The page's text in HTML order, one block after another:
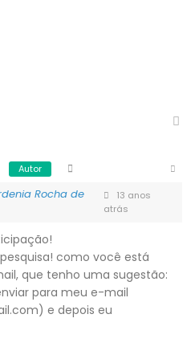
Autor
Rocha de
13 anos
atrás
como você está
que tenho uma sugestão:
para meu e-mail
e depois eu